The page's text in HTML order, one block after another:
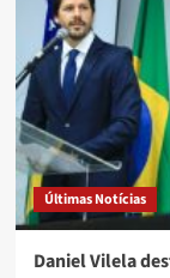
Últimas Notícias
Daniel Vilela